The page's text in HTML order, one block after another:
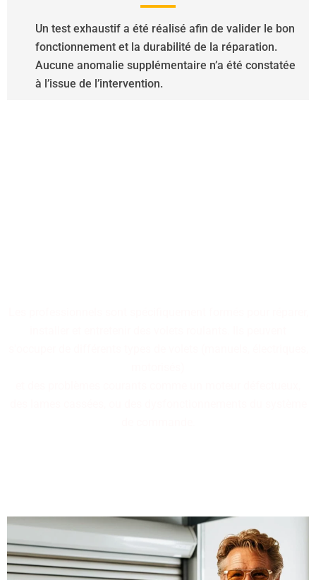
Un test exhaustif a été réalisé afin de valider le bon
fonctionnement et la durabilité de la réparation.
Aucune anomalie supplémentaire n’a été constatée
à l’issue de l’intervention.